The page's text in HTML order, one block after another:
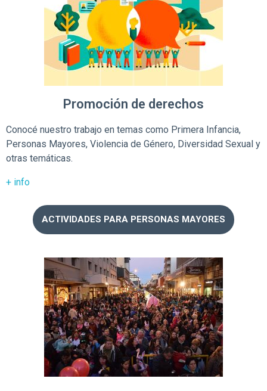
Promoción de derechos
Conocé nuestro trabajo en temas como Primera Infancia,
Personas Mayores, Violencia de Género, Diversidad Sexual y
otras temáticas.
+ info
ACTIVIDADES PARA PERSONAS MAYORES